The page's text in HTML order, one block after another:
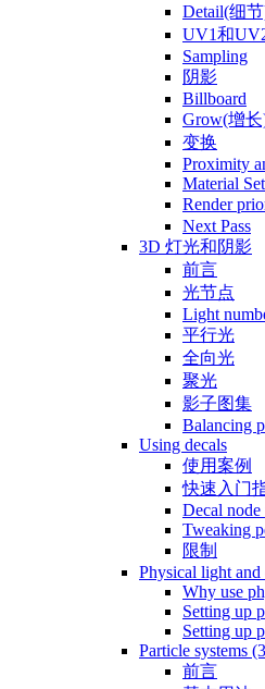
Detail(细
UV1和
Sampling
阴影
Billboard
Grow(增
变换
Proximity
Material
Render
Next Pass
3D 灯光和阴影
前言
光节点
Light
平行光
全向光
聚光
影子图集
Balancing
Using decals
使用案例
快速入门
Decal node
Tweaking
限制
Physical light and
Why use
Setting up
Setting up
Particle systems
前言